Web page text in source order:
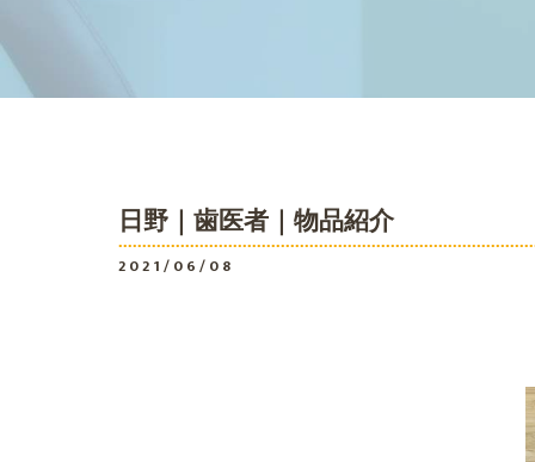
日野｜歯医者｜物品紹介
2021/06/08